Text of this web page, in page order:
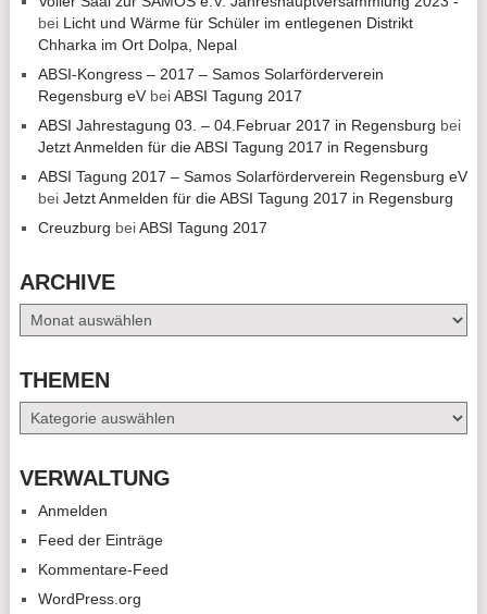
bei Licht und Wärme für Schüler im entlegenen Distrikt
Chharka im Ort Dolpa, Nepal
ABSI-Kongress – 2017 – Samos Solarförderverein
Regensburg eVbeiABSI Tagung 2017
ABSI Jahrestagung 03. – 04.Februar 2017 in Regensburg bei
Jetzt Anmelden für die ABSI Tagung 2017 in Regensburg
ABSI Tagung 2017 – Samos Solarförderverein Regensburg eV
bei Jetzt Anmelden für die ABSI Tagung 2017 in Regensburg
Creuzburg beiABSI Tagung 2017
ARCHIVE
Archive
THEMEN
Themen
VERWALTUNG
Anmelden
Feed der Einträge
Kommentare-Feed
WordPress.org